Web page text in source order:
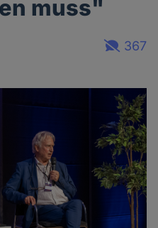
muss"
367